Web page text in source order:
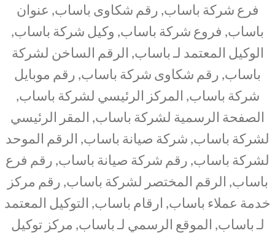
فرع شركة باساب, رقم شكاوى باساب, عنوان
باساب, فروع شركة باساب, وكيل شركة باساب,
الوكيل المعتمد لـ باساب, الرقم الساخن لشركة
باساب, رقم شكاوى شركة باساب, رقم موبايل
شركة باساب, المركز الرئيسي لشركة باساب,
الصفحة الرسمية لشركة باساب, المقر الرئيسي
لشركة باساب, شركة صيانة باساب, الرقم الموحد
لشركة باساب, رقم شركة صيانة باساب, رقم فرع
باساب, الرقم المختصر لشركة باساب, رقم مركز
خدمة عملاء باساب, ارقام باساب, التوكيل المعتمد
لـ باساب, الموقع الرسمي لـ باساب, مركز توكيل